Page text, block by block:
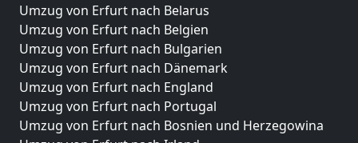
Umzug von Erfurt nach Belarus
Umzug von Erfurt nach Belgien
Umzug von Erfurt nach Bulgarien
Umzug von Erfurt nach Dänemark
Umzug von Erfurt nach England
Umzug von Erfurt nach Portugal
Umzug von Erfurt nach Bosnien und Herzegowina